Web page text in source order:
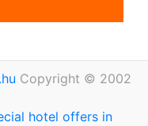
Copyright © 2002
hotel offers in